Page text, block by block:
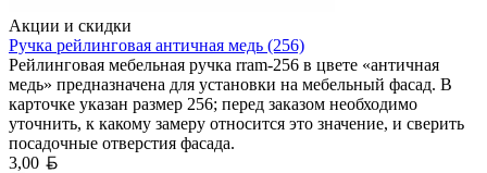
Акции и скидки
Ручка рейлинговая античная медь (256)
Рейлинговая мебельная ручка rram-256 в цвете «античная
медь» предназначена для установки на мебельный фасад. В
карточке указан размер 256; перед заказом необходимо
уточнить, к какому замеру относится это значение, и сверить
посадочные отверстия фасада.
3,00